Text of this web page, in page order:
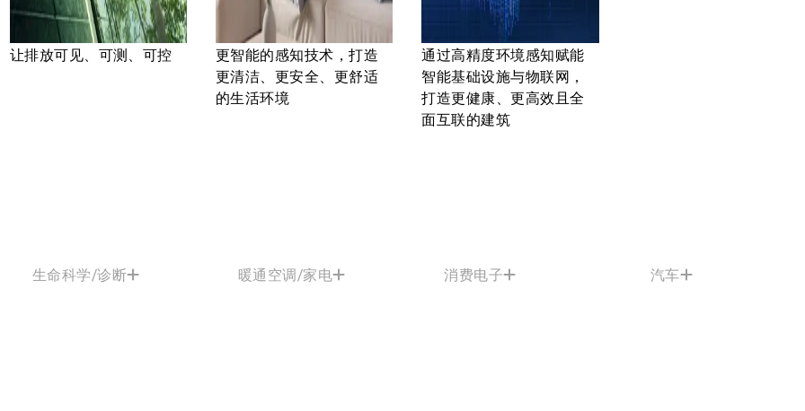
让排放可见、可测、可控
更智能的感知技术，打造
更清洁、更安全、更舒适
的生活环境
通过高精度环境感知赋能
智能基础设施与物联网，
打造更健康、更高效且全
面互联的建筑
生命科学/诊断 暖通空调/家电 消费电子 汽车